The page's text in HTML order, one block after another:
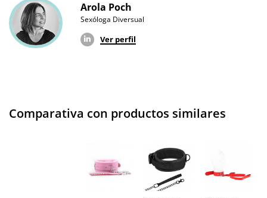
Arola Poch
Sexóloga Diversual
Ver perfil
Comparativa con productos similares